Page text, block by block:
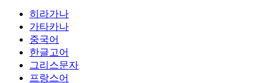
히라가나
가타카나
중국어
한글고어
그리스문자
프랑스어